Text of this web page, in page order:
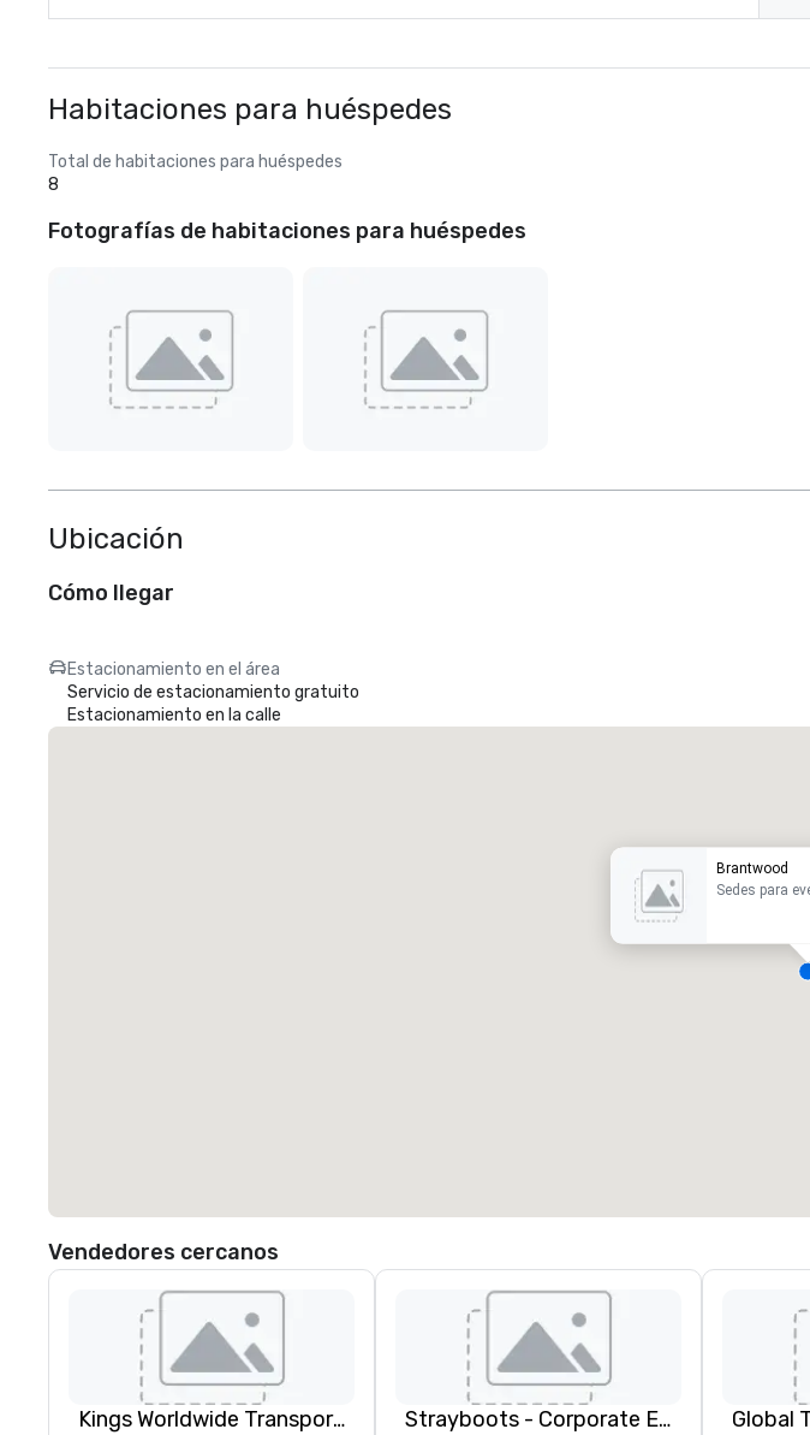
Habitaciones para huéspedes
Total de habitaciones para huéspedes
8
Fotografías de habitaciones para huéspedes
Ubicación
Cómo llegar
Estacionamiento en el área
Servicio de estacionamiento gratuito
Estacionamiento en la calle
Brantwood
Sedes para
Vendedores cercanos
Kings Worldwide Transportation Strayboots - Corporate Events and Team Building Activities